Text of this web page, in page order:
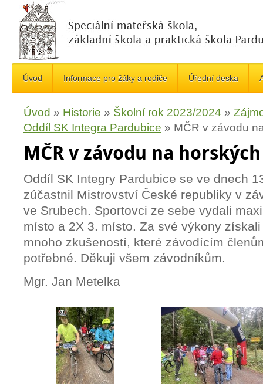
Úvod Informace pro žáky a rodiče Úřední deska
Úvod » Historie » Školní rok 2023/2024 »
Oddíl SK Integra Pardubice » MČR v závodu
MČR v závodu na
Oddíl SK Integry Pardubice se ve dnech
zúčastnil Mistrovství České republiky v
ve Srubech. Sportovci ze sebe vydali
místo a 2X 3. místo. Za své výkony
mnoho zkušeností, které závodícím
potřebné. Děkuji všem závodníkům.
Mgr. Jan Metelka